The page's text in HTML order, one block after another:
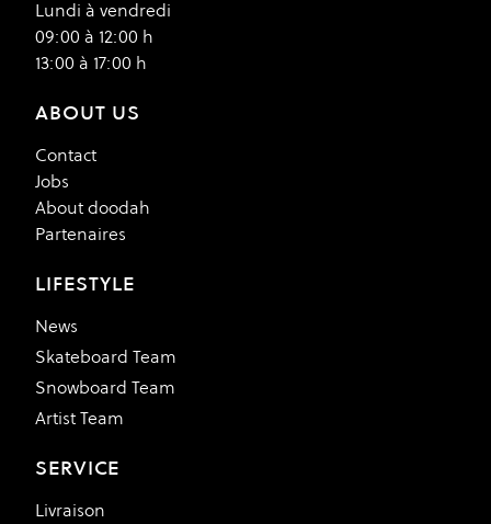
Lundi à vendredi
09:00 à 12:00 h
13:00 à 17:00 h
ABOUT US
Contact
Jobs
About doodah
Partenaires
LIFESTYLE
News
Skateboard Team
Snowboard Team
Artist Team
SERVICE
Livraison